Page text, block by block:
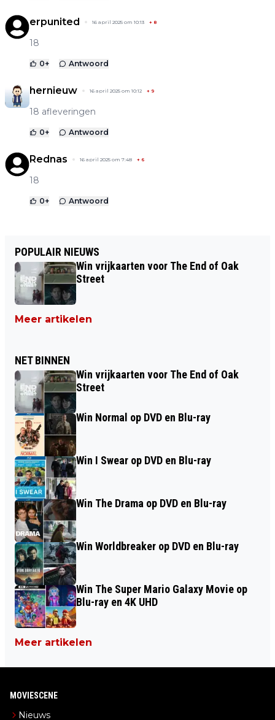
erpunited 16 april 2025 om 10:13 + 8
18
0+ Antwoord
hernieuw 16 april 2025 om 10:12 + 9
18 afleveringen
0+ Antwoord
Rednas 16 april 2025 om 7:48 + 6
18
0+ Antwoord
POPULAIR NIEUWS
Win vrijkaarten voor The End of Oak
Street
Meer artikelen
NET BINNEN
Win vrijkaarten voor The End of Oak
Street
Win Normal op DVD en Blu-ray
Win I Swear op DVD en Blu-ray
Win The Drama op DVD en Blu-ray
Win Worldbreaker op DVD en Blu-ray
Win The Super Mario Galaxy Movie op
Blu-ray en 4K UHD
Meer artikelen
MOVIESCENE
Nieuws